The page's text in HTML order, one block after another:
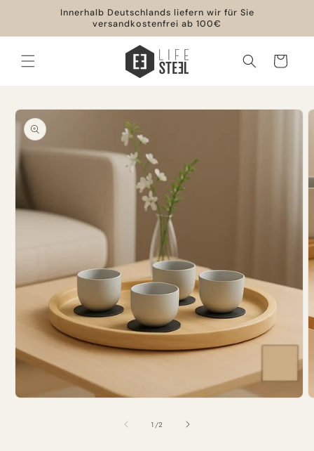
Innerhalb Deutschlands liefern wir für Sie
versandkostenfrei ab 100€
Warenkorb
1 /von
2